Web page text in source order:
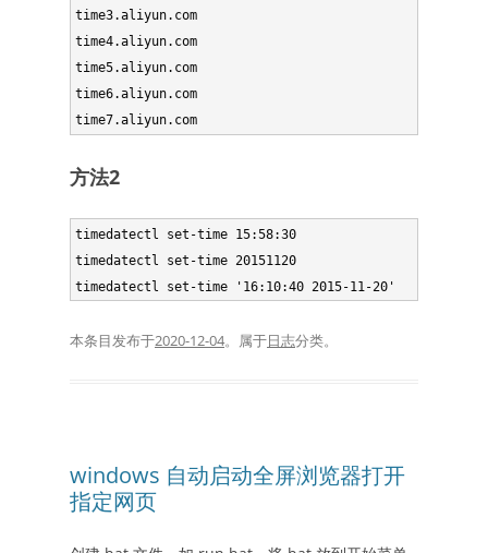
time3.aliyun.com
time4.aliyun.com
time5.aliyun.com
time6.aliyun.com
方法2
timedatectl set-time 15:58:30
timedatectl set-time 20151120
本条目发布于2020-12-04。属于日志分类。
windows 自动启动全屏浏览器打开
指定网页